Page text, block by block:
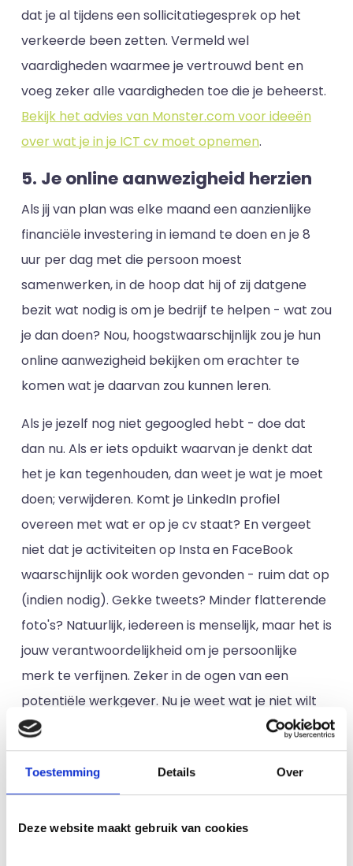
Toestemming Details Over
Deze website maakt gebruik van cookies
dat je al tijdens een sollicitatiegesprek op het
verkeerde been zetten. Vermeld wel
vaardigheden waarmee je vertrouwd bent en
voeg zeker alle vaardigheden toe die je beheerst.
Bekijk het advies van Monster.com voor ideeën
over wat je in je ICT cv moet opnemen.
5. Je online aanwezigheid herzien
Als jij van plan was elke maand een aanzienlijke
financiële investering in iemand te doen en je 8
uur per dag met die persoon moest
samenwerken, in de hoop dat hij of zij datgene
bezit wat nodig is om je bedrijf te helpen - wat zou
je dan doen? Nou, hoogstwaarschijnlijk zou je hun
online aanwezigheid bekijken om erachter te
komen wat je daarvan zou kunnen leren.
Als je jezelf nog niet gegoogled hebt - doe dat
dan nu. Als er iets opduikt waarvan je denkt dat
het je kan tegenhouden, dan weet je wat je moet
doen; verwijderen. Komt je LinkedIn profiel
overeen met wat er op je cv staat? En vergeet
niet dat je activiteiten op Insta en FaceBook
waarschijnlijk ook worden gevonden - ruim dat op
(indien nodig). Gekke tweets? Minder flatterende
foto's? Natuurlijk, iedereen is menselijk, maar het is
jouw verantwoordelijkheid om je persoonlijke
merk te verfijnen. Zeker in de ogen van een
potentiële werkgever. Nu je weet wat je niet wilt
laten zien - laten we eens kijken naar wat je wel
wilt laten zien om je professionele profiel en
vaardigheden te vertegenwoordigen.